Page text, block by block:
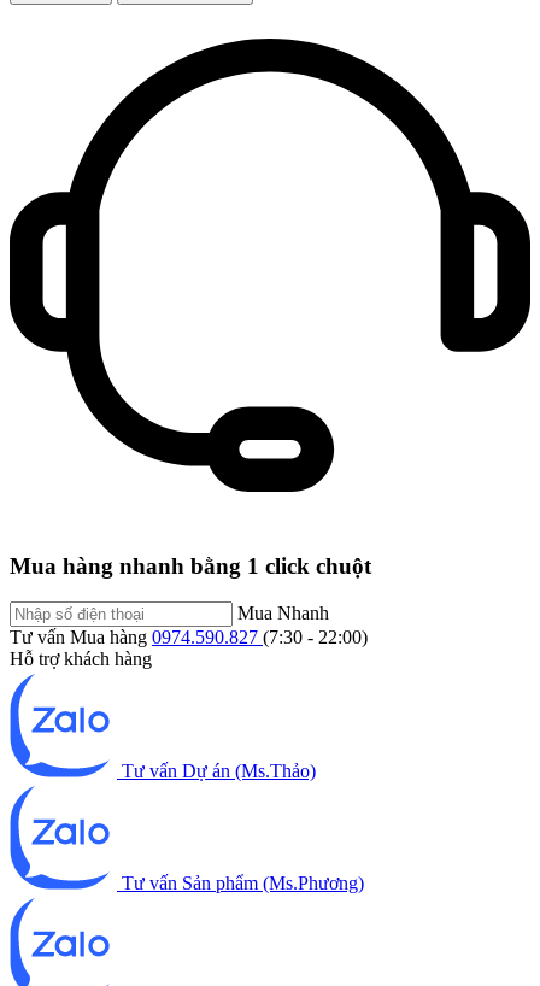
Mua hàng nhanh bằng 1 click chuột
Mua Nhanh
Tư vấn Mua hàng 0974.590.827 (7:30 - 22:00)
Hỗ trợ khách hàng
Tư vấn Dự án (Ms.Thảo)
Tư vấn Sản phẩm (Ms.Phương)